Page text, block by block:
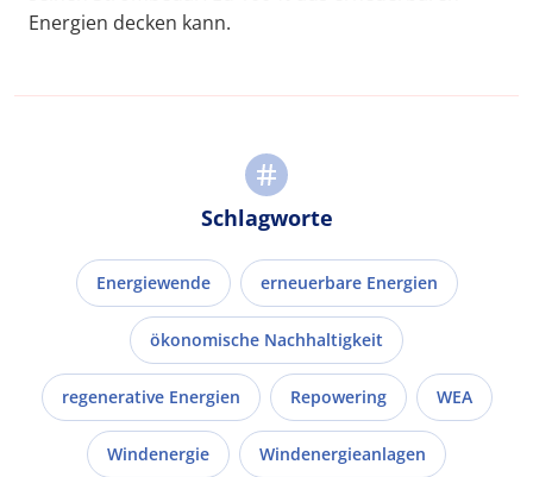
Energien decken kann.
Schlagworte
Energiewende erneuerbare Energien
ökonomische Nachhaltigkeit
regenerative Energien Repowering WEA
Windenergie Windenergieanlagen